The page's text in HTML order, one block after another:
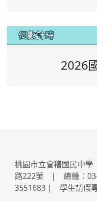
::: 倒數計時
2026
桃園市立會稽國民中
路222號 | 總機：
3551683 | 學生請假